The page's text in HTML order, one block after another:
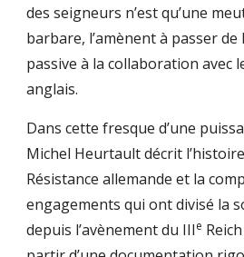
des seigneurs n’est qu’une
barbare, l’amènent à passer de
passive à la collaboration avec
anglais.
Dans cette fresque d’une
Michel Heurtault décrit
Résistance allemande et la
engagements qui ont divisé la
depuis l’avènement du IIIe